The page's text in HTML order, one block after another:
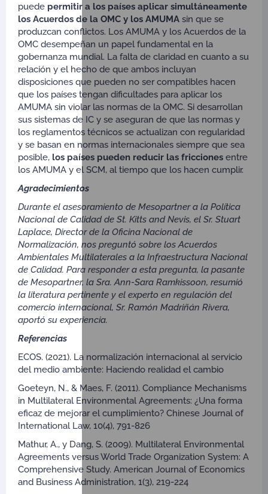
puede permitir a los países aplicar simultáneamente
los Acuerdos de la OMC y los AMUMA sin que se
produzcan conflictos. Los AMUMA y los Acuerdos de la
OMC desempeñan un papel fundamental en la
gobernanza mundial. La falta de claridad en cuanto a su
relación y el hecho de que ambos incluyan
disposiciones que pueden no ser compatibles hacen
que los países tengan dificultades para aplicar los
AMUMA sin violar las normas de la OMC. Si desarrollan
sus sistemas de IC y se aseguran de que las normas y
los reglamentos técnicos se actualizan con regularidad
y se basan en normas internacionales siempre que sea
posible, los países pueden reducir las fricciones entre
los AMUMA y el SCM, al tiempo que los hacen cumplir.
Agradecimientos
Durante el asesoramiento de Mesopartner a la Política
Nacional de Calidad de St. Kitts and Nevis, el Sr. Stuart
Laplace, Director de la Oficina Nacional de
Normalización, nos preguntó sobre los Acuerdos
Ambientales Multilaterales a la Infraestructura Nacional
de Calidad. Para responder a esta pregunta, la pasante
de Mesopartner, la Sra. Ann-Sara Ramkissoon, resumió
la literatura pertinente y el experto en regulación del
comercio internacional, Sr. Ramón Madriñán Rivera,
aportó su experiencia.
Referencias
ECOS. (2021). La normalización internacional al servicio
del medio ambiente: Haciendo realidad el cambio
Goeteyn, N., & Maes, F. (2011). Compliance Mechanisms
in Multilateral Environmental Agreements: ¿Una forma
eficaz de mejorar el cumplimiento? Chinese Journal of
International Law, 10(4), 791-826
Mathur, A., y Dang, S. (2009). Multilateral Environmental
Agreements versus World Trade Organization System: A
Comprehensive Study. American Journal of Economics
and Business Administration, 1(3), 219-224